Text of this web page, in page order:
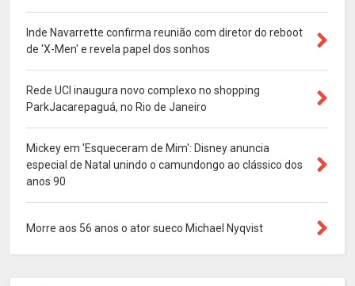
Inde Navarrette confirma reunião com diretor do reboot
de 'X-Men' e revela papel dos sonhos
Rede UCI inaugura novo complexo no shopping
ParkJacarepaguá, no Rio de Janeiro
Mickey em 'Esqueceram de Mim': Disney anuncia
especial de Natal unindo o camundongo ao clássico dos
anos 90
Morre aos 56 anos o ator sueco Michael Nyqvist